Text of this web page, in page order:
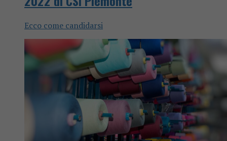
Ecco come candidarsi